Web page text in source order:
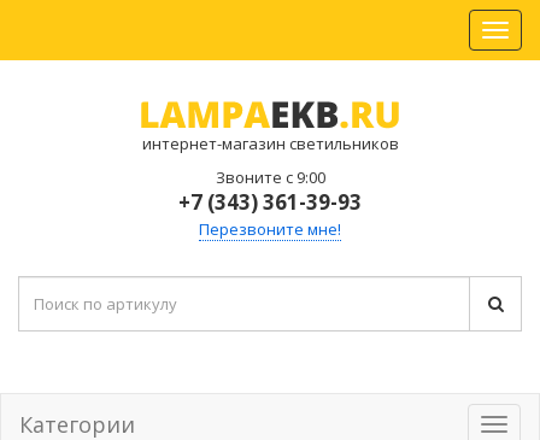
интернет-магазин светильников
Звоните с 9:00
+7 (343) 361-39-93
Перезвоните мне!
Категории